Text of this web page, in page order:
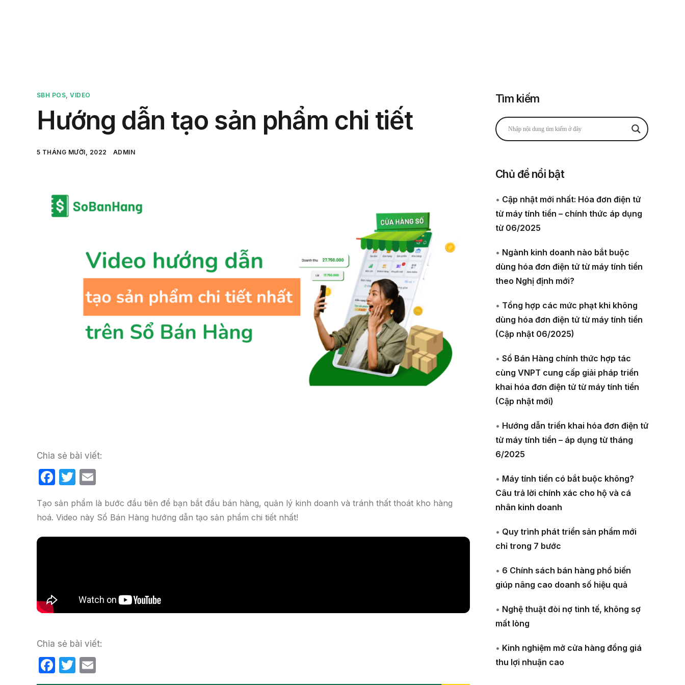
SBH POS,VIDEO
Hướng dẫn tạo sản phẩm chi tiết
5 THÁNG MƯỜI, 2022 ADMIN
Chia sẻ bài viết:
F
c
e
b
T
w
itt
er
ail
Tạo sản phẩm là bước đầu tiên để bạn bắt đầu bán hàng, quản lý kinh doanh và tránh thất thoát kho hàng
hoá. Video này Sổ Bán Hàng hướng dẫn tạo sản phẩm chi tiết nhất!
Chia sẻ bài viết:
F
T
Tìm kiếm
Chủ đề nổi bật
• Cập nhật mới nhất: Hóa đơn điện tử
từ máy tính tiền – chính thức áp dụng
từ 06/2025
• Ngành kinh doanh nào bắt buộc
dùng hóa đơn điện tử từ máy tính tiền
theo Nghị định mới?
• Tổng hợp các mức phạt khi không
dùng hóa đơn điện tử từ máy tính tiền
(Cập nhật 06/2025)
• Sổ Bán Hàng chính thức hợp tác
cùng VNPT cung cấp giải pháp triển
khai hóa đơn điện tử từ máy tính tiền
(Cập nhật mới)
• Hướng dẫn triển khai hóa đơn điện tử
từ máy tính tiền – áp dụng từ tháng
6/2025
• Máy tính tiền có bắt buộc không?
Câu trả lời chính xác cho hộ và cá
nhân kinh doanh
• Quy trình phát triển sản phẩm mới
chỉ trong 7 bước
• 6 Chính sách bán hàng phổ biến
giúp nâng cao doanh số hiệu quả
• Nghệ thuật đòi nợ tinh tế, không sợ
mất lòng
• Kinh nghiệm mở cửa hàng đồng giá
thu lợi nhuận cao